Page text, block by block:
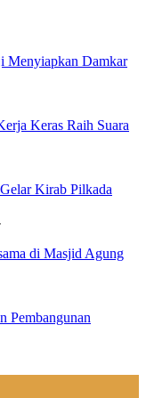
Menyiapkan Damkar
Keras Raih Suara
Kirab Pilkada
di Masjid Agung
Pembangunan